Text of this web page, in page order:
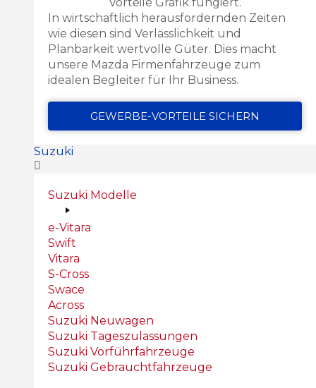
In wirtschaftlich herausfordernden Zeiten
wie diesen sind Verlässlichkeit und
Planbarkeit wertvolle Güter. Dies macht
unsere Mazda Firmenfahrzeuge zum
idealen Begleiter für Ihr Business.
GEWERBE-VORTEILE SICHERN
Suzuki
Suzuki Modelle
e-Vitara
Swift
Vitara
S-Cross
Swace
Across
Suzuki Neuwagen
Suzuki Tageszulassungen
Suzuki Vorführfahrzeuge
Suzuki Gebrauchtfahrzeuge